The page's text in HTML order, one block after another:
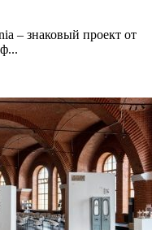
– знаковый проект от